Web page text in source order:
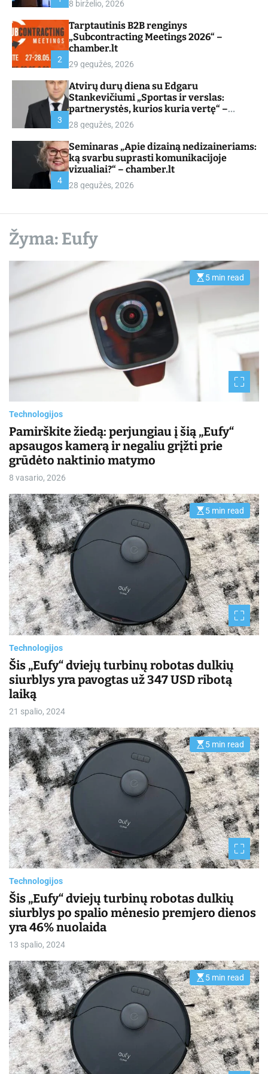
8 birželio, 2026
2
Tarptautinis B2B renginys
„Subcontracting Meetings 2026“ –
chamber.lt
29 gegužės, 2026
3
Atvirų durų diena su Edgaru
Stankevičiumi „Sportas ir verslas:
partnerystės, kurios kuria vertę“ –
chamber.lt
28 gegužės, 2026
4
Seminaras „Apie dizainą nedizaineriams:
ką svarbu suprasti komunikacijoje
vizualiai?“ – chamber.lt
28 gegužės, 2026
Žyma: Eufy
E
a
e
5 min read
Technologijos
Pamirškite žiedą: perjungiau į šią „Eufy“
apsaugos kamerą ir negaliu grįžti prie
grūdėto naktinio matymo
8 vasario, 2026
E
s
t
i
m
a
t
e
d
r
e
a
d
t
i
5 min read
Technologijos
Šis „Eufy“ dviejų turbinų robotas dulkių
siurblys yra pavogtas už 347 USD ribotą
laiką
21 spalio, 2024
E
s
t
i
m
a
t
e
d
r
e
a
d
t
i
5 min read
Technologijos
Šis „Eufy“ dviejų turbinų robotas dulkių
siurblys po spalio mėnesio premjero dienos
yra 46% nuolaida
13 spalio, 2024
E
s
t
i
m
a
t
e
d
r
e
5 min read